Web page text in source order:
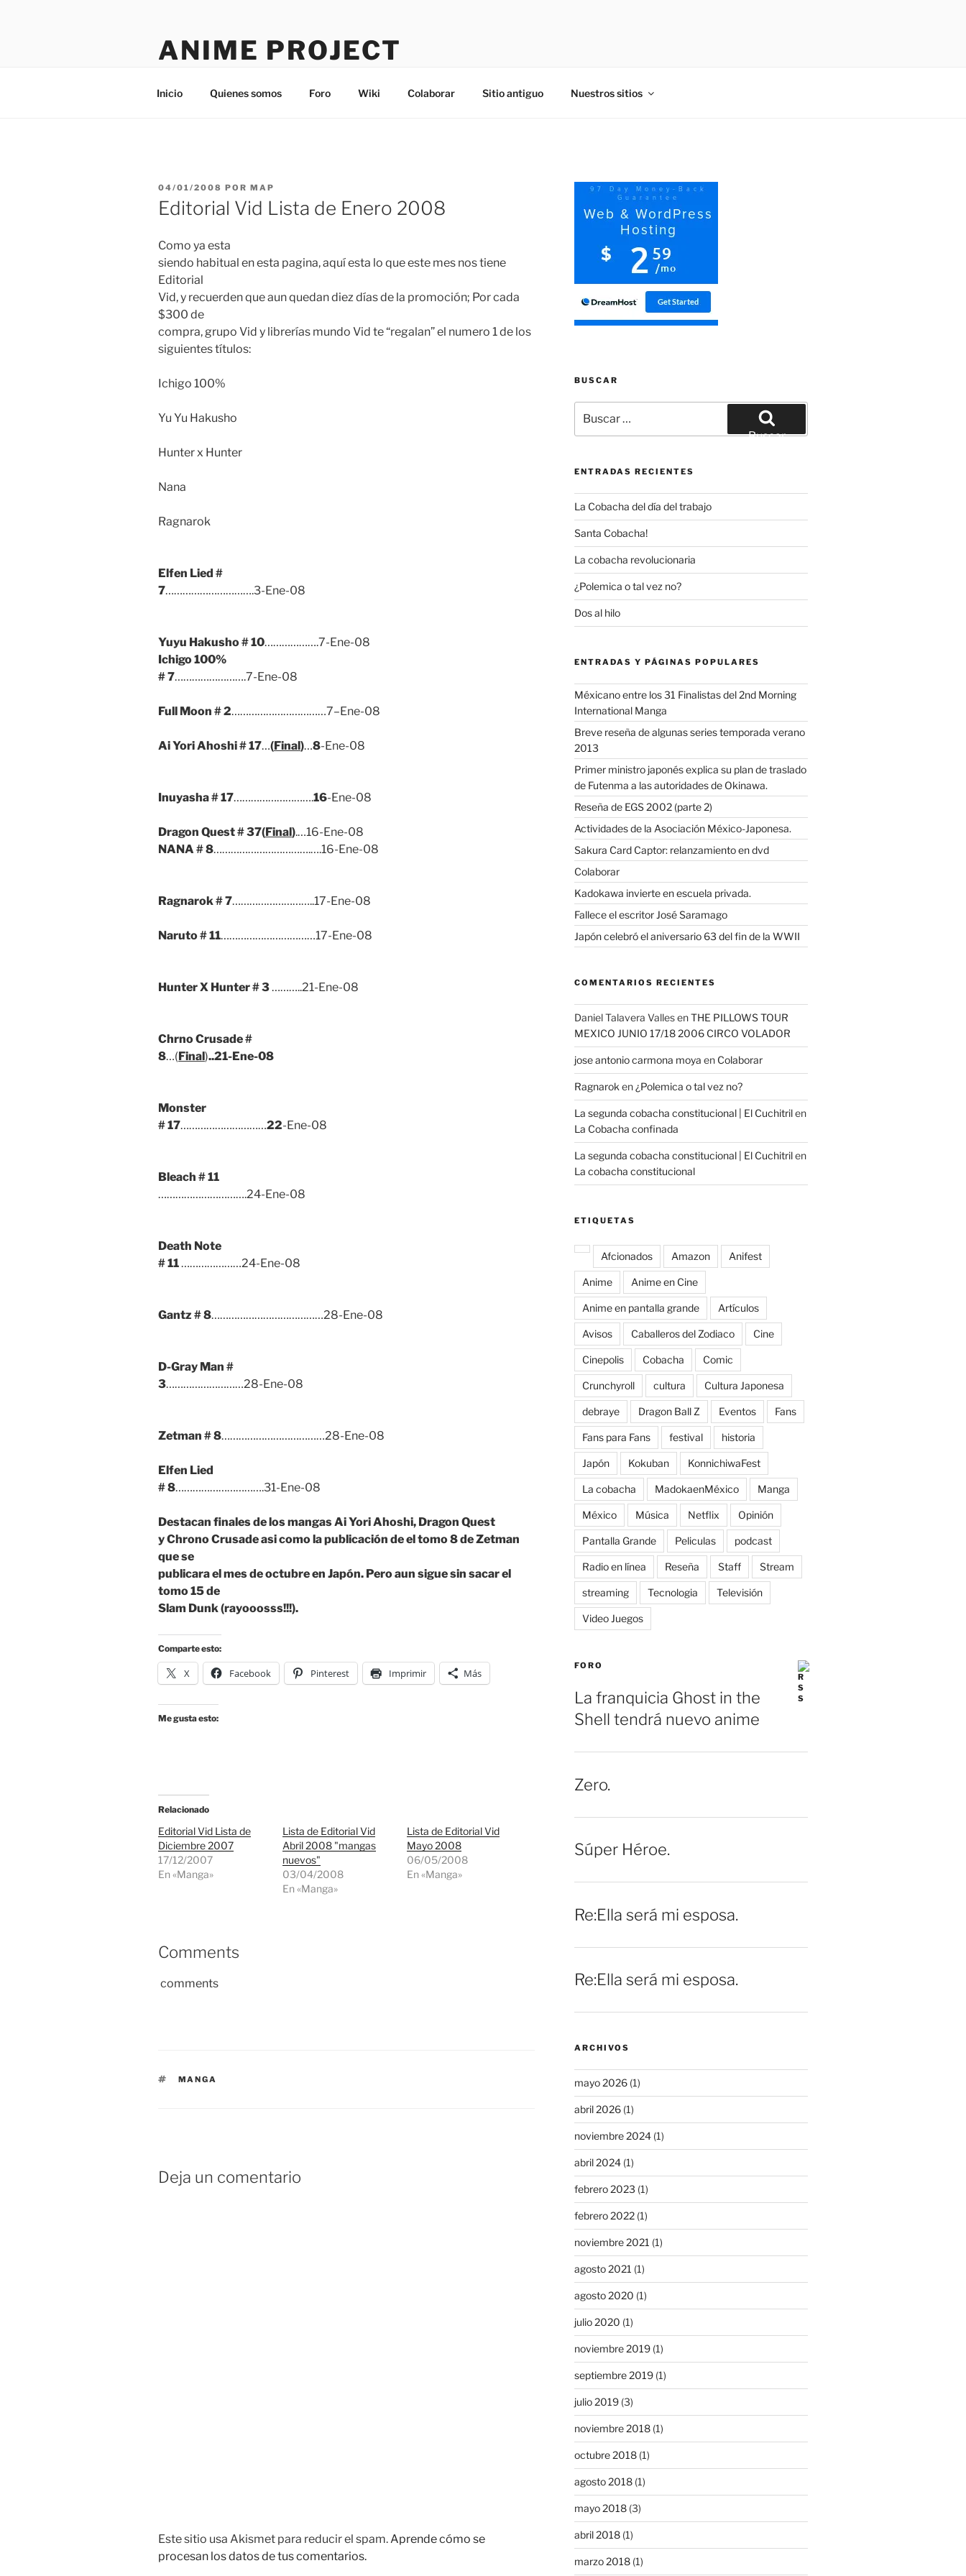
ANIME PROJECT
Inicio Quienes somos Foro Wiki Colaborar Sitio antiguo Nuestros sitios
PUBLICADO
EL
04/01/2008 POR MAP
Editorial Vid Lista de Enero 2008
Como ya esta
siendo habitual en esta pagina, aquí esta lo que este mes nos tiene
Editorial
Vid, y recuerden que aun quedan diez días de la promoción; Por cada
$300 de
compra, grupo Vid y librerías mundo Vid te “regalan” el numero 1 de los
siguientes títulos:
Ichigo 100%
Yu Yu Hakusho
Hunter x Hunter
Nana
Ragnarok
Elfen Lied #
7………………………….3-Ene-08
Yuyu Hakusho# 10……………….7-Ene-08
Ichigo 100%
# 7…………………….7-Ene-08
Full Moon # 2……………………………7–Ene-08
Ai Yori Ahoshi# 17…(Final)…8-Ene-08
Inuyasha# 17……………………….16-Ene-08
Dragon Quest# 37(Final).…16-Ene-08
NANA # 8…………………………….….16-Ene-08
Ragnarok# 7………………………..17-Ene-08
Naruto# 11……………………………17-Ene-08
Hunter X Hunter# 3………..21-Ene-08
Chrno Crusade #
8…(Final)..21-Ene-08
Monster
# 17…………………………22-Ene-08
Bleach # 11
………………………….24-Ene-08
Death Note
# 11…………………24-Ene-08
Gantz # 8…………………………………28-Ene-08
D-Gray Man #
3………………………28-Ene-08
Zetman # 8………………………………28-Ene-08
Elfen Lied
# 8………………………….31-Ene-08
Destacan finales de los mangas Ai Yori Ahoshi, Dragon Quest
y Chrono Crusade asi como la publicación de el tomo 8 de Zetman
que se
publicara el mes de octubre en Japón. Pero aun sigue sin sacar el
tomo 15 de
Slam Dunk (rayooosss!!!).
Comparte esto:
X Facebook Pinterest Imprimir Más
Me gusta esto:
Relacionado
Editorial Vid Lista de
Diciembre 2007
17/12/2007
En «Manga»
Lista de Editorial Vid
Abril 2008 "mangas
nuevos"
03/04/2008
En «Manga»
Lista de Editorial Vid
Mayo 2008
06/05/2008
En «Manga»
Comments
comments
ETIQUETAS
MANGA
Deja un comentario
Este sitio usa Akismet para reducir el spam.Aprende cómo se
procesan los datos de tus comentarios.
BUSCAR
por:
Buscar
ENTRADAS RECIENTES
La Cobacha del día del trabajo
Santa Cobacha!
La cobacha revolucionaria
¿Polemica o tal vez no?
Dos al hilo
ENTRADAS Y PÁGINAS POPULARES
Méxicano entre los 31 Finalistas del 2nd Morning
International Manga
Breve reseña de algunas series temporada verano
2013
Primer ministro japonés explica su plan de traslado
de Futenma a las autoridades de Okinawa.
Reseña de EGS 2002 (parte 2)
Actividades de la Asociación México-Japonesa.
Sakura Card Captor: relanzamiento en dvd
Colaborar
Kadokawa invierte en escuela privada.
Fallece el escritor José Saramago
Japón celebró el aniversario 63 del fin de la WWII
COMENTARIOS RECIENTES
Daniel Talavera VallesenTHE PILLOWS TOUR
MEXICO JUNIO 17/18 2006 CIRCO VOLADOR
jose antonio carmona moya en Colaborar
Ragnarok en¿Polemica o tal vez no?
La segunda cobacha constitucional | El Cuchitrilen
La Cobacha confinada
La segunda cobacha constitucional | El Cuchitrilen
La cobacha constitucional
ETIQUETAS
Afcionados Amazon Anifest
Anime Anime en Cine
Anime en pantalla grande Artículos
Avisos Caballeros del Zodiaco Cine
Cinepolis Cobacha Comic
Crunchyroll cultura Cultura Japonesa
debraye Dragon Ball Z Eventos Fans
Fans para Fans festival historia
Japón Kokuban KonnichiwaFest
La cobacha MadokaenMéxico Manga
México Música Netflix Opinión
Pantalla Grande Peliculas podcast
Radio en línea Reseña Staff Stream
streaming Tecnologia Televisión
Video Juegos
FORO
La franquicia Ghost in the
Shell tendrá nuevo anime
Zero.
Súper Héroe.
Re:Ella será mi esposa.
Re:Ella será mi esposa.
ARCHIVOS
mayo 2026(1)
abril 2026(1)
noviembre 2024(1)
abril 2024(1)
febrero 2023 (1)
febrero 2022(1)
noviembre 2021 (1)
agosto 2021 (1)
agosto 2020 (1)
julio 2020 (1)
noviembre 2019(1)
septiembre 2019(1)
julio 2019(3)
noviembre 2018(1)
octubre 2018(1)
agosto 2018(1)
mayo 2018(3)
abril 2018(1)
marzo 2018(1)